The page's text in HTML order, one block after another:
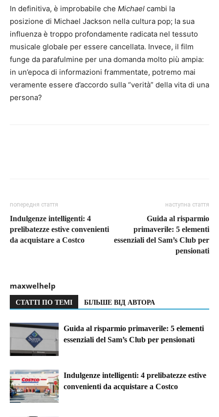
In definitiva, è improbabile che Michael cambi la
posizione di Michael Jackson nella cultura pop; la sua
influenza è troppo profondamente radicata nel tessuto
musicale globale per essere cancellata. Invece, il film
funge da parafulmine per una domanda molto più ampia:
in un’epoca di informazioni frammentate, potremo mai
veramente essere d’accordo sulla “verità” della vita di una
persona?
попередня стаття
Indulgenze intelligenti: 4
prelibatezze estive convenienti
da acquistare a Costco
наступна стаття
Guida al risparmio
primaverile: 5 elementi
essenziali del Sam’s Club per
pensionati
maxwelhelp
СТАТТІ ПО ТЕМІ БІЛЬШЕ ВІД АВТОРА
Guida al risparmio primaverile: 5 elementi
essenziali del Sam’s Club per pensionati
Indulgenze intelligenti: 4 prelibatezze estive
convenienti da acquistare a Costco